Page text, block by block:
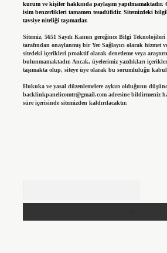
kurum ve kişiler hakkında paylaşım
isim benzerlikleri tamamen tesadüfidir. Sitemizdeki
tavsiye niteliği taşımazlar.
Sitemiz, 5651 Sayılı Kanun gereğince Bilgi
tarafından onaylanmış bir Yer Sağlayıcı olarak hizmet
sitedeki içerikleri proaktif olarak denetleme veya
bulunmamaktadır. Ancak, üyelerimiz yazdıkları
taşımakta olup, siteye üye olarak bu sorumluluğu kabul
Hukuka ve yasal düzenlemelere aykırı olduğunu
backlinkpanelicomtr@gmail.comadresine bildirmeniz
süre içerisinde sitemizden kaldırılacaktır.